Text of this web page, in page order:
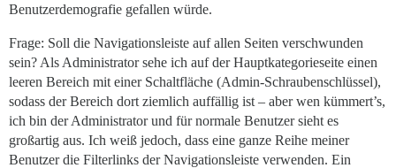
Benutzerdemografie gefallen würde.
Frage: Soll die Navigationsleiste auf allen Seiten verschwunden
sein? Als Administrator sehe ich auf der Hauptkategorieseite einen
leeren Bereich mit einer Schaltfläche (Admin-Schraubenschlüssel),
sodass der Bereich dort ziemlich auffällig ist – aber wen kümmert’s,
ich bin der Administrator und für normale Benutzer sieht es
großartig aus. Ich weiß jedoch, dass eine ganze Reihe meiner
Benutzer die Filterlinks der Navigationsleiste verwenden. Ein